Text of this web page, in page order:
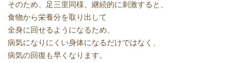
そのため、足三里同様、継続的に刺激すると、
食物から栄養分を取り出して
全身に回せるようになるため、
病気になりにくい身体になるだけではなく、
病気の回復も早くなります。